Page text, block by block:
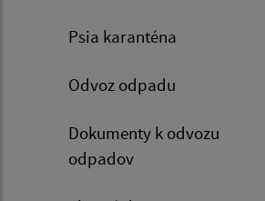
Psia karanténa
Odvoz odpadu
Dokumenty k odvozu
odpadov